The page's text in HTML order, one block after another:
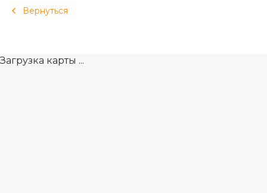
Вернуться
Загрузка карты ...